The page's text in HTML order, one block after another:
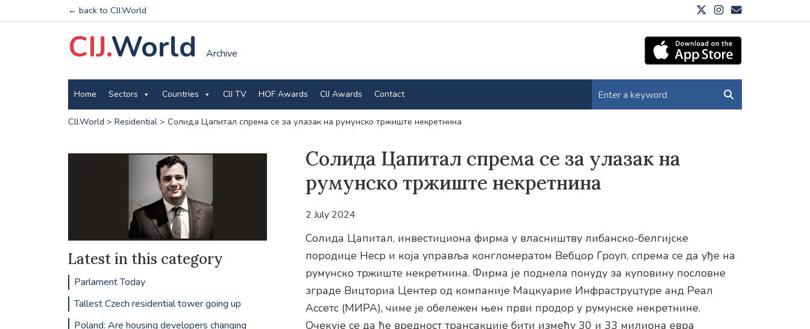
← back to CIJ.World
CIJ.World Archive
Home Sectors Countries CIJ TV HOF Awards CIJ Awards Contact
CIJ.World > Residential> Солида Цапитал спрема се за улазак на румунско тржиште некретнина
Солида Цапитал спрема се за улазак на
румунско тржиште некретнина
2 July 2024
Солида Цапитал, инвестициона фирма у власништву либанско-белгијске
породице Неср и која управља конгломератом Вебцор Гроуп, спрема се да уђе на
румунско тржиште некретнина. Фирма је поднела понуду за куповину пословне
зграде Вицториа Центер од компаније Мацкуарие Инфраструцтуре анд Реал
Ассетс (МИРА), чиме је обележен њен први продор у румунске некретнине.
Очекује се да ће вредност трансакције бити између 30 и 33 милиона евра
Latest in this category
Parlament Today
Tallest Czech residential tower going up
Poland: Are housing developers changing